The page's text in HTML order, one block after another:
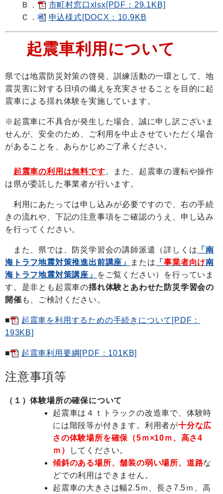
Ｂ．
市町村窓口xlsx[PDF：29.1KB]
Ｃ．
申込様式[DOCX：10.9KB
起震車利用について
県では地震防災対策の啓発、訓練活動の一環として、地
震災害に対する日頃の備えを充実させることを目的に起
震車による揺れ体験を実施しています。
※起震車に不具合が発生した場合、誠に申し訳ございま
せんが、安全のため、ご利用を中止させていただく場合
があることを、あらかじめご了承ください。
起震車の利用は無料です。また、起震車の運転や操作
は県が委託した事業者が行います。
利用にあたっては申し込みが必要ですので、右の手続
きの流れや、下記の注意事項をご確認のうえ、申し込み
を行ってください。
また、県では、防災学習会の講師派遣（詳しくは 「南
海トラフ地震対策推進出前講座」
または 「事業者向け南
海トラフ地震対策講座」
をご覧ください）を行っていま
す。是非とも起震車の揺れ体験とあわせた防災学習会の
開催 も、ご検討ください。
■
起震車を利用するための手続きについて[PDF：
193KB]
■ 起震車利用要綱[PDF：101KB]
注意事項等
（１）体験場所の確保について
起震車は４ｔトラックの改造車で、体験時
には階段等が付きます。利用者が十分な広
さの体験場所を確保（5ｍ×10ｍ、高さ4
ｍ）
してください。
傾斜のある場所、舗装の弱い場所、道路な
どでの利用はできません。
起震車の大きさは幅2.5ｍ、長さ7.5ｍ、高